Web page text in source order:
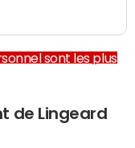
sont les plus
de Lingeard